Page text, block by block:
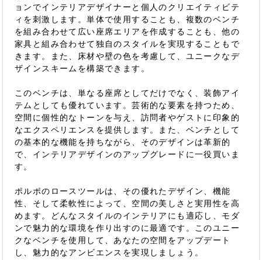
ョンでインテリアデザイナーと個人のクリエイティビテ
ィを刺激します。単体で使用することも、複数のベンチ
を組み合わせて広い座席エリアを作成することも、他の
家具と組み合わせて独自のスタイルを実現することもで
きます。また、床材や壁の色を考慮して、ユニークなデ
ザインスキームを構築できます。
このベンチは、単なる座席としてだけでなく、装飾アイ
テムとしても優れています。芸術的な要素を持つため、
空間に個性的なトーンを与え、訪問者やゲストに印象的
なエクスペリエンスを提供します。また、ベンチとして
の基本的な機能を持ちながら、そのデザインは革新的
で、インテリアデザインのアップグレードに一役買いま
す。
ポルポのロースツールは、その優れたデザイン、機能
性、そして柔軟性によって、空間の美しさと実用性を高
めます。どんなスタイルのインテリアにも適応し、モダ
ンで魅力的な環境を作り出すのに最適です。このユニー
クなベンチを使用して、あなたの空間をアップデート
し、魅力的なアンビエンスを実現しましょう。